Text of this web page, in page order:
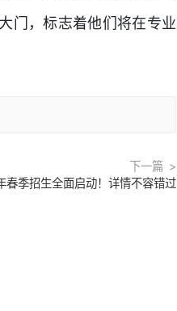
门，标志着他们将在专业
下一篇
季招生全面启动！详情不容错过